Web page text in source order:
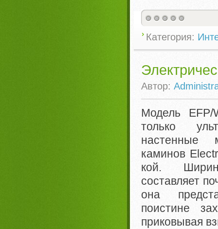
Категория:
Автор:
Модель EFP/
только
настенные
каминов
кой.
составляет
она
поистине
приковывая